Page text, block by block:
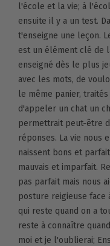
l'école et la vie; à
ensuite il y a un test.
t'enseigne une leçon.
est un élément clé de
enseigné dès le plus
avec les mots, de
le même panier,
d'appeler un chat un
permettrait peut-être
réponses. La vie nous
naissent bons et
mauvais et imparfait.
pas parfait mais nous
posture reigieuse face
qui reste quand on a
reste à connaître
moi et je l'oublierai;